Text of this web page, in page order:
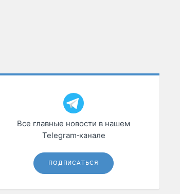
Все главные новости в нашем
Telegram‑канале
ПОДПИСАТЬСЯ